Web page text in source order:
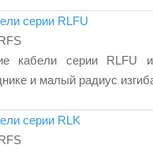
серии RLFU
кабели серии RLFU
и малый радиус
серии RLK